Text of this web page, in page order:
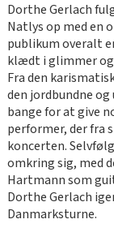
Dorthe Gerlach
Natlys op med en
publikum overalt
klædt i glimmer og
Fra den
den jordbundne
bange for at give
performer, der
koncerten.
omkring sig, med
Hartmann som
Dorthe Gerlach
Danmarksturne.